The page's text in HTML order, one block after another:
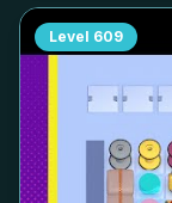
Level 609